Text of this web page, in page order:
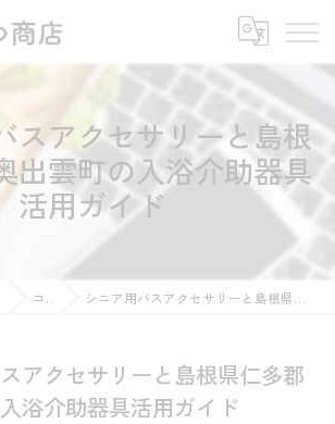
スアクセサリーと島根
出雲町の入浴介助器具
活用ガイド
コラム シニア用バスアクセサリーと島根県仁多郡奥出雲町の入浴介助器具活用ガイド
アクセサリーと島根県仁多郡
浴介助器具活用ガイド